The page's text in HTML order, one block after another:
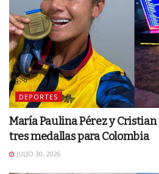
DEPORTES
María Paulina Pérez y
tres medallas para Colombia
JULIO 30, 2026